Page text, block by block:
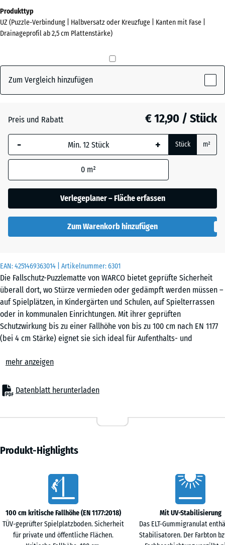
EAN:4251469363014 | Artikelnummer:6301
Die Fallschutz-Puzzlematte von WARCO bietet geprüfte Sicherheit
überall dort, wo Stürze vermieden oder gedämpft werden müssen –
auf Spielplätzen, in Kindergärten und Schulen, auf Spielterrassen
oder in kommunalen Einrichtungen. Mit ihrer geprüften
Schutzwirkung bis zu einer Fallhöhe von bis zu 100 cm nach EN 1177
(bei 4 cm Stärke) eignet sie sich ideal für Aufenthalts- und
Spielflächen. Auch in Senioreneinrichtungen, in der Rehabilitation
bewährter Bodenbelag, der Sicherheit, Komfort und
Wirtschaftlichkeit verbindet.
– Spielbereiche für kleine Kinder, Balancier- und Bewegungszonen
– Terrassen mit Spielgeräten oder Aufenthaltsbereichen
– Fitness- und Outdoor-Fitnessanlagen
therapeutische Räume
Material & Aufbau
Die Platten bestehen aus PU-gebundenem Gummigranulat. Die
elastische, rutschhemmende Oberfläche ist robust und dauerhaft
belastbar. Erhältlich in 3 oder 4 cm Stärke, bieten die Puzzlematten
mehr anzeigen
Datenblatt herunterladen
Farben?
Farbpalette
Grasgrün(active)
- € 0,60
Abmessungen
für
den
x
540
Die gewählte, blau
umrandete
Abmessung wird
Produktdaten nicht
anders angegeben)
für die
Bedarfsberechnung
x
50
x 3
cm
|
0,25
m²
x
50
0,25
- € 3,00
50
x 4
+ € 3,50
Produkttyp
UZ (Puzzle-Verbindung | Halbversatz oder Kreuzfuge | Kanten mit Fase |
Drainageprofil ab 2,5 cm Plattenstärke)
Zum Vergleich hinzufügen
Preis und Rabatt € 12,90 / Stück
- + Stück m²
0 m²
Verlegeplaner – Fläche erfassen
Zum Warenkorb hinzufügen
Produkt-Highlights
100 cm kritische Fallhöhe (EN 1177:2018)
TÜV-geprüfter Spielplatzboden. Sicherheit
für private und öffentliche Flächen.
Mit UV-Stabilisierung
Das ELT-Gummigranulat
Stabilisatoren. Der Farbton